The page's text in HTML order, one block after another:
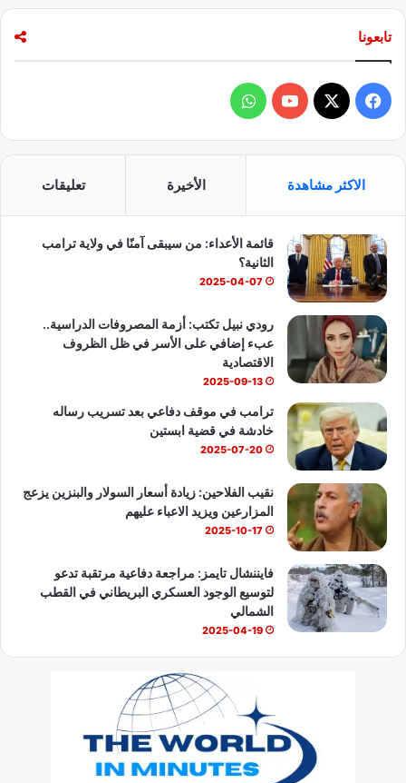
تابعونا
ي
و
ك
X
Y
T
u
e
ا
ا
ب
الاكثر مشاهدة الأخيرة تعليقات
قائمة الأعداء: من سيبقى آمنًا في ولاية ترامب
الثانية؟
2025-04-07
رودي نبيل تكتب: أزمة المصروفات الدراسية..
عبء إضافي على الأسر في ظل الظروف
الاقتصادية
2025-09-13
ترامب في موقف دفاعي بعد تسريب رساله
خادشة في قضية ابستين
2025-07-20
نقيب الفلاحين: زيادة أسعار السولار والبنزين يزعج
المزارعين ويزيد الاعباء عليهم
2025-10-17
فايننشال تايمز: مراجعة دفاعية مرتقبة تدعو
لتوسيع الوجود العسكري البريطاني في القطب
الشمالي
2025-04-19